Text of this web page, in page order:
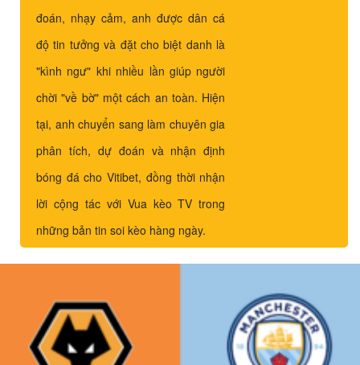
đoán, nhạy cảm, anh được dân cá
độ tin tưởng và đặt cho biệt danh là
"kình ngư" khi nhiều lần giúp người
chời "về bờ" một cách an toàn. Hiện
tại, anh chuyển sang làm chuyên gia
phân tích, dự đoán và nhận định
bóng đá cho Vitibet, đồng thời nhận
lời cộng tác với Vua kèo TV trong
những bản tin soi kèo hàng ngày.